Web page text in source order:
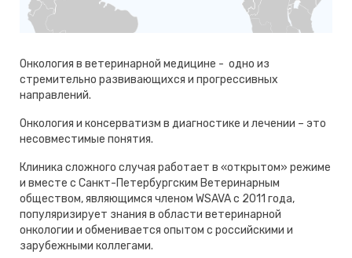
Онкология в ветеринарной медицине - одно из
стремительно развивающихся и прогрессивных
направлений.
Онкология и консерватизм в диагностике и лечении – это
несовместимые понятия.
Клиника сложного случая работает в «открытом» режиме
и вместе с Санкт-Петербургским Ветеринарным
обществом, являющимся членом WSAVA c 2011 года,
популяризирует знания в области ветеринарной
онкологии и обменивается опытом с российскими и
зарубежными коллегами.